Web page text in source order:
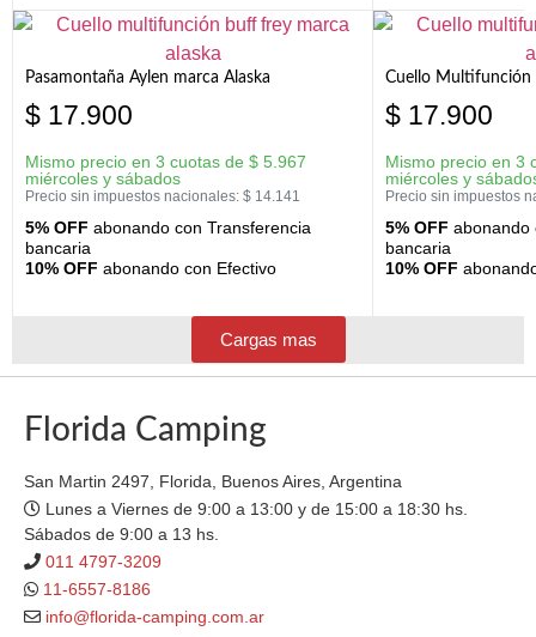
Pasamontaña Aylen marca Alaska
$ 17.900
Mismo precio en 3 cuotas de $ 5.967
miércoles y sábados
Precio sin impuestos nacionales: $ 14.141
5% OFF abonando con Transferencia
bancaria
10% OFF abonando con Efectivo
Cuello Multifunción
$ 17.900
Mismo precio en 3
miércoles y
Precio sin impuestos
5% OFF abonando
bancaria
10% OFF
Cargas mas
Florida Camping
San Martin 2497, Florida, Buenos Aires, Argentina
Lunes a Viernes de 9:00 a 13:00 y de 15:00 a 18:30 hs.
Sábados de 9:00 a 13 hs.
011 4797-3209
11-6557-8186
info@florida-camping.com.ar